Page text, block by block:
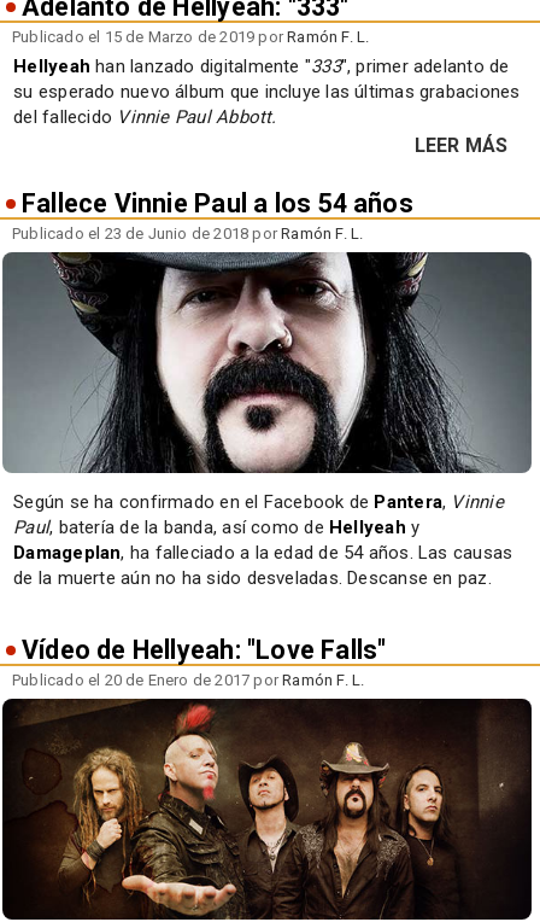
Adelanto de Hellyeah: "333"
Publicado el 15 de Marzo de 2019 porRamón F. L.
Hellyeah han lanzado digitalmente "333", primer adelanto de
su esperado nuevo álbum que incluye las últimas grabaciones
del fallecido Vinnie Paul Abbott.
LEER MÁS
Fallece Vinnie Paul a los 54 años
Publicado el 23 de Junio de 2018 porRamón F. L.
Según se ha confirmado en el Facebook de Pantera, Vinnie
Paul, batería de la banda, así como de Hellyeah y
Damageplan, ha falleciado a la edad de 54 años. Las causas
de la muerte aún no ha sido desveladas. Descanse en paz.
Vídeo de Hellyeah: "Love Falls"
Publicado el 20 de Enero de 2017 porRamón F. L.